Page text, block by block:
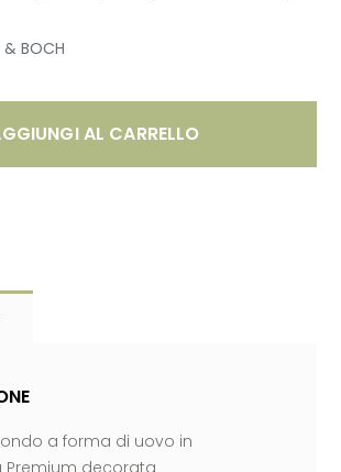
& BOCH
AL CARRELLO
a forma di uovo in